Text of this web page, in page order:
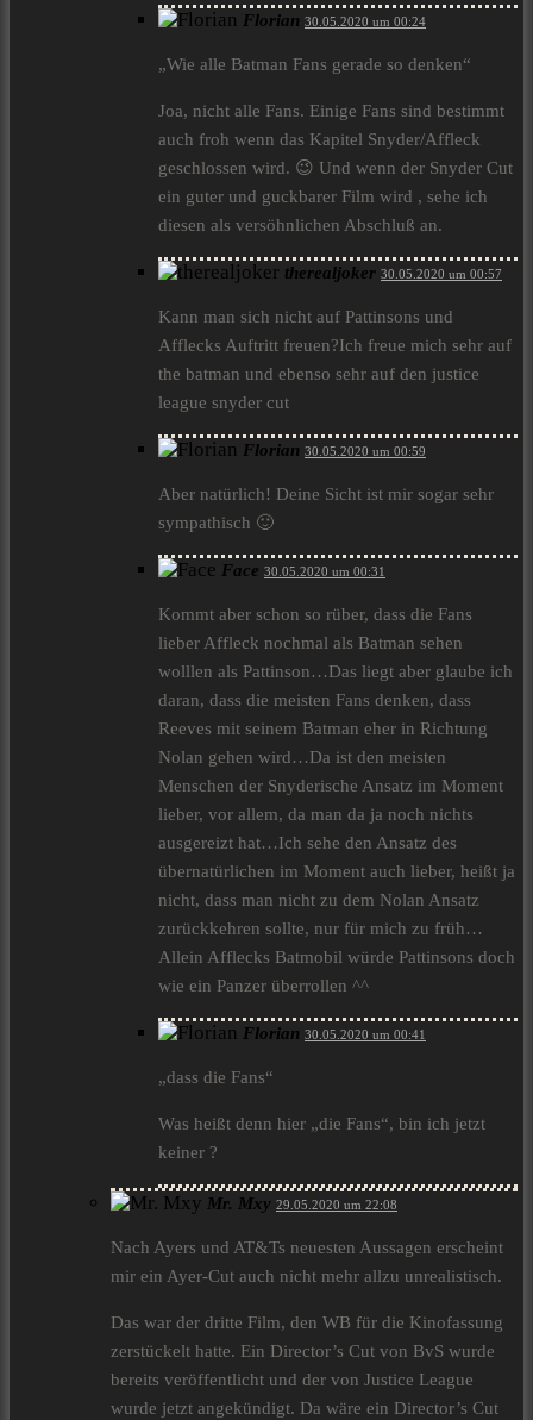
Florian 30.05.2020 um 00:24
„Wie alle Batman Fans gerade so denken“
Joa, nicht alle Fans. Einige Fans sind bestimmt
auch froh wenn das Kapitel Snyder/Affleck
geschlossen wird. 😉 Und wenn der Snyder Cut
ein guter und guckbarer Film wird , sehe ich
diesen als versöhnlichen Abschluß an.
therealjoker 30.05.2020 um 00:57
Kann man sich nicht auf Pattinsons und
Afflecks Auftritt freuen?Ich freue mich sehr auf
the batman und ebenso sehr auf den justice
league snyder cut
Florian 30.05.2020 um 00:59
Aber natürlich! Deine Sicht ist mir sogar sehr
sympathisch 🙂
Face 30.05.2020 um 00:31
Kommt aber schon so rüber, dass die Fans
lieber Affleck nochmal als Batman sehen
wolllen als Pattinson…Das liegt aber glaube ich
daran, dass die meisten Fans denken, dass
Reeves mit seinem Batman eher in Richtung
Nolan gehen wird…Da ist den meisten
Menschen der Snyderische Ansatz im Moment
lieber, vor allem, da man da ja noch nichts
ausgereizt hat…Ich sehe den Ansatz des
übernatürlichen im Moment auch lieber, heißt ja
nicht, dass man nicht zu dem Nolan Ansatz
zurückkehren sollte, nur für mich zu früh…
Allein Afflecks Batmobil würde Pattinsons doch
wie ein Panzer überrollen ^^
Florian 30.05.2020 um 00:41
„dass die Fans“
Was heißt denn hier „die Fans“, bin ich jetzt
keiner ?
Mr. Mxy 29.05.2020 um 22:08
Nach Ayers und AT&Ts neuesten Aussagen erscheint
mir ein Ayer-Cut auch nicht mehr allzu unrealistisch.
Das war der dritte Film, den WB für die Kinofassung
zerstückelt hatte. Ein Director’s Cut von BvS wurde
bereits veröffentlicht und der von Justice League
wurde jetzt angekündigt. Da wäre ein Director’s Cut